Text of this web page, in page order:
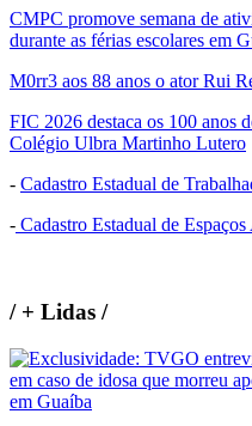
CMPC promove semana de
durante as férias escolares em
M0rr3 aos 88 anos o ator Rui
FIC 2026 destaca os 100 anos
Colégio Ulbra Martinho Lutero
- Cadastro Estadual de
- Cadastro Estadual de
/+ Lidas /